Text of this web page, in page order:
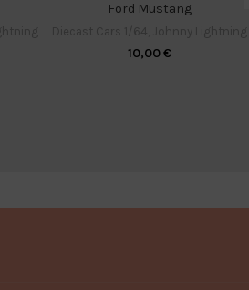
Ford Mustang
10,00€